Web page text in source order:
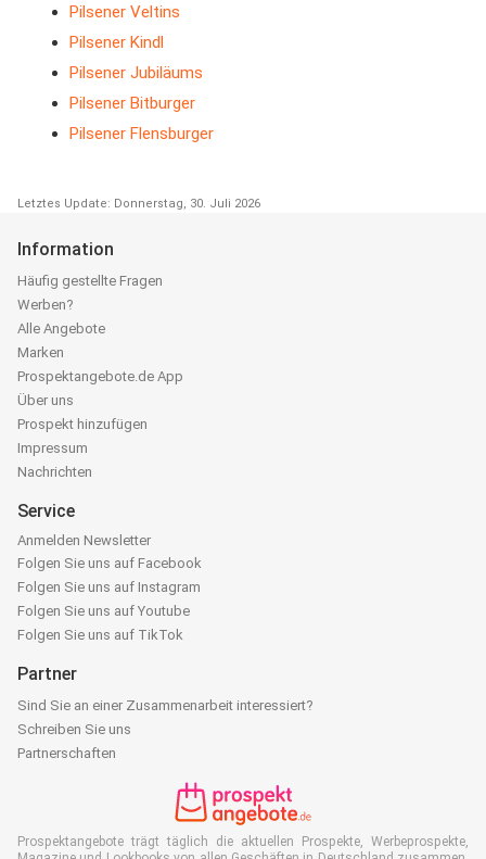
Pilsener Veltins
Pilsener Kindl
Pilsener Jubiläums
Pilsener Bitburger
Pilsener Flensburger
Letztes Update: Donnerstag, 30. Juli 2026
Information
Häufig gestellte Fragen
Werben?
Alle Angebote
Marken
Prospektangebote.de App
Über uns
Prospekt hinzufügen
Impressum
Nachrichten
Service
Anmelden Newsletter
Folgen Sie uns auf Facebook
Folgen Sie uns auf Instagram
Folgen Sie uns auf Youtube
Folgen Sie uns auf TikTok
Partner
Sind Sie an einer Zusammenarbeit interessiert?
Schreiben Sie uns
Partnerschaften
Prospektangebote trägt täglich die aktuellen Prospekte, Werbeprospekte,